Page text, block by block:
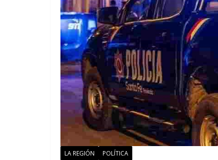
LA REGIÓN POLÍTICA